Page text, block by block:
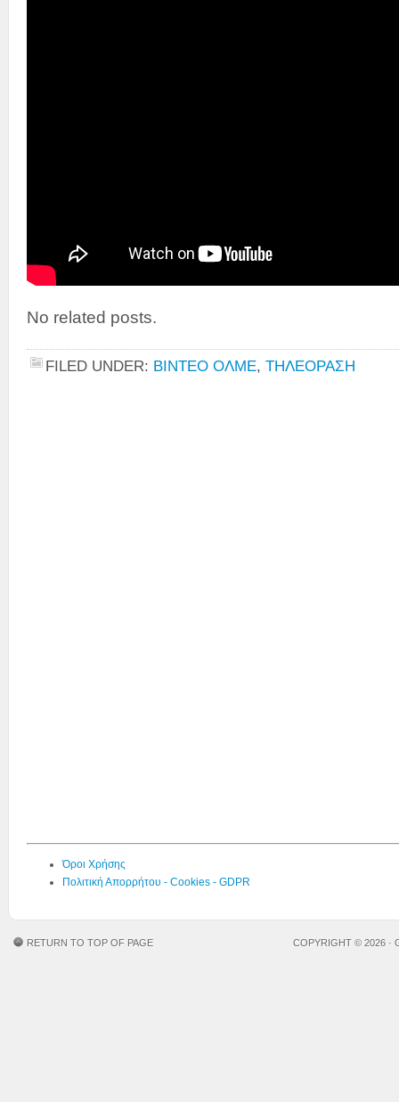
No related posts.
FILED UNDER: ΒΙΝΤΕΟ ΟΛΜΕ, ΤΗΛΕΟΡΑΣΗ
Όροι Χρήσης
Πολιτική Απορρήτου - Cookies - GDPR
RETURN TO TOP OF PAGE COPYRIGHT © 2026 ·